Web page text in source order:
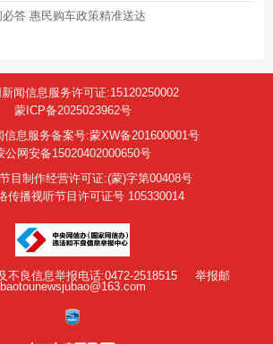
答 惠民购车政策精准送达
闻信息服务许可证:15120250002
蒙ICP备2025023962号
信息服务备案号:蒙XW备201600001号
公网安备15020402000650号
目制作经营许可证:(蒙)字第00408号
传播视听节目许可证号 105330014
不良信息举报电话:0472-2518515
举报邮